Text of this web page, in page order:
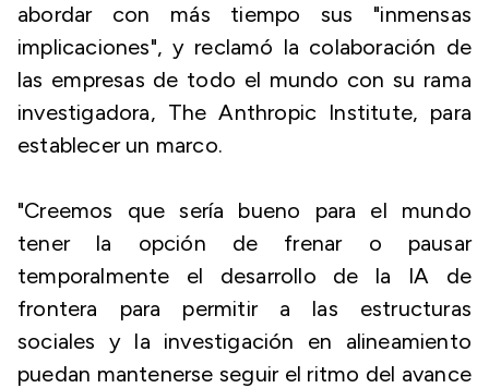
abordar con más tiempo sus "inmensas
implicaciones", y reclamó la colaboración de
las empresas de todo el mundo con su rama
investigadora, The Anthropic Institute, para
establecer un marco.
"Creemos que sería bueno para el mundo
tener la opción de frenar o pausar
temporalmente el desarrollo de la IA de
frontera para permitir a las estructuras
sociales y la investigación en alineamiento
puedan mantenerse seguir el ritmo del avance